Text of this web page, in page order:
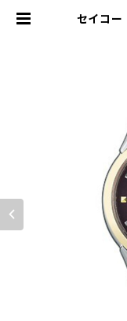
セイコ